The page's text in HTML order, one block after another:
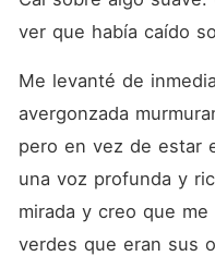
ver que había caído
Me levanté de
avergonzada
pero en vez de estar
una voz profunda y
mirada y creo que
verdes que eran sus